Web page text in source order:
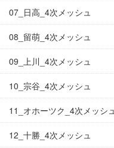
07_日高_4次メッシュ
08_留萌_4次メッシュ
09_上川_4次メッシュ
10_宗谷_4次メッシュ
11_オホーツク_4次メッシ
12_十勝_4次メッシュ